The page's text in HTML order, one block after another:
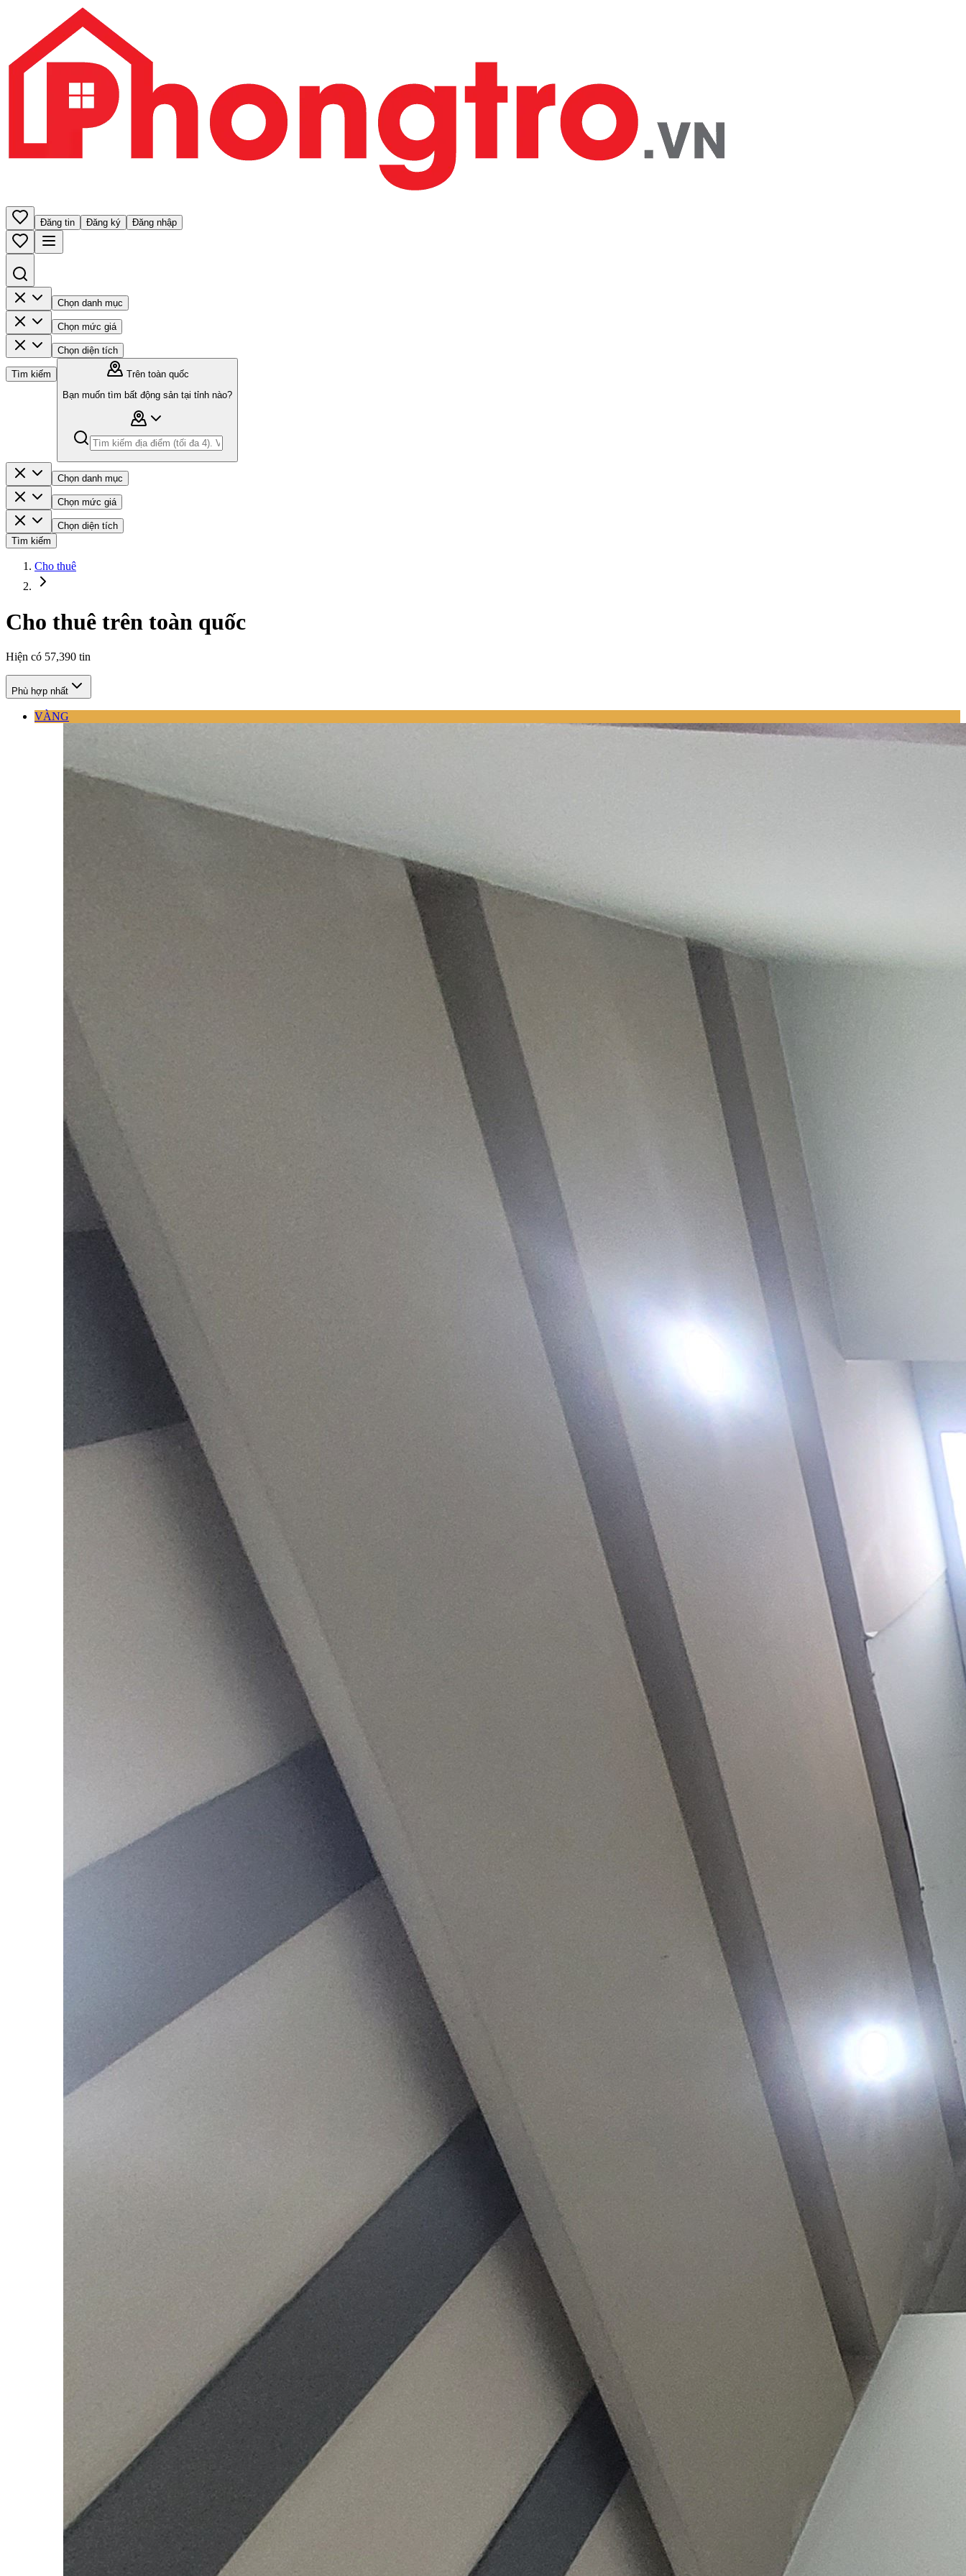
Đăng tin Đăng ký Đăng nhập
Chọn danh mục
Chọn mức giá
Chọn diện tích
Tìm kiếm
Trên toàn quốc
Bạn muốn tìm bất động sản tại tỉnh nào?
Chọn danh mục
Chọn mức giá
Chọn diện tích
Tìm kiếm
Cho thuê
Cho thuê trên toàn quốc
Hiện có 57,390 tin
Phù hợp nhất
VÀNG